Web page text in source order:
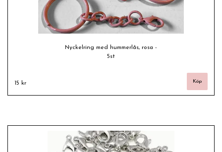
Nyckelring med hummerlås, rosa -
5st
15 kr